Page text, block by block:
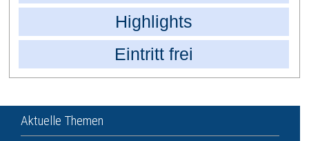
Highlights
Eintritt frei
Aktuelle Themen